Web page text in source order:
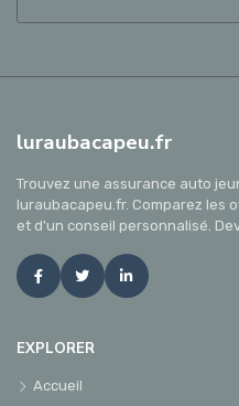
luraubacapeu.fr
Trouvez une assurance auto
luraubacapeu.fr. Comparez les
et d'un conseil personnalisé.
EXPLORER
Accueil